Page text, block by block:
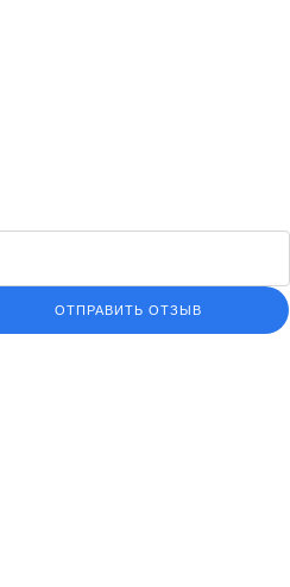
ОТПРАВИТЬ ОТЗЫВ